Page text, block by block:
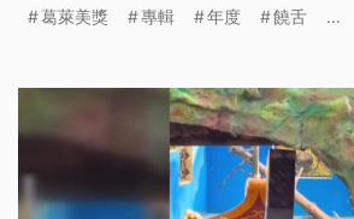
最佳歌曲則由怪奇比莉第三度獲獎。
葛萊美獎 專輯 年度 饒舌 ...